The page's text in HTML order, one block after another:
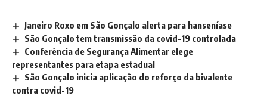
Janeiro Roxo em São Gonçalo alerta para hanseníase
São Gonçalo tem transmissão da covid-19 controlada
Conferência de Segurança Alimentar elege
representantes para etapa estadual
São Gonçalo inicia aplicação do reforço da bivalente
contra covid-19